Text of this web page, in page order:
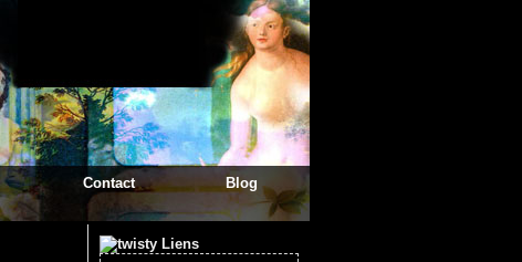
Contact Blog
Liens